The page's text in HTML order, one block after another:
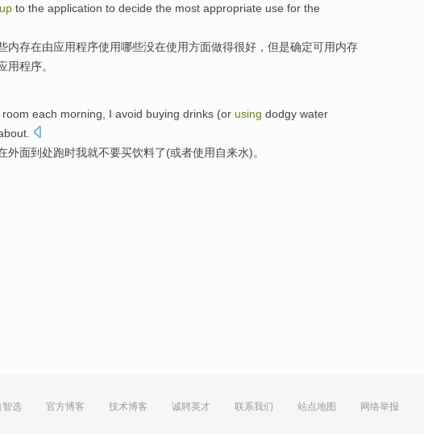
up to the application to decide the most appropriate use for the
内存在由应用程序使用哪些没在使用方面做得很好， 但是确定可用内存
用程序。
room each morning I avoid buying drinks (or using dodgy water
外面到处跑时我就不要买饮料了(或者使用 自来水)。
智选 官方博客 技术博客 诚聘英才 联系我们 站点地图 网络举报